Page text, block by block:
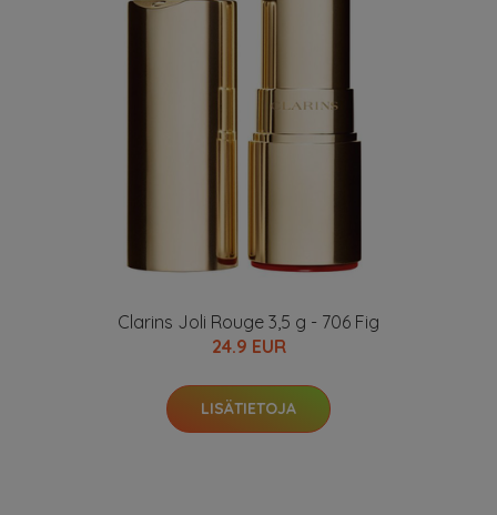
Clarins Joli Rouge 3,5 g - 706 Fig
24.9 EUR
LISÄTIETOJA